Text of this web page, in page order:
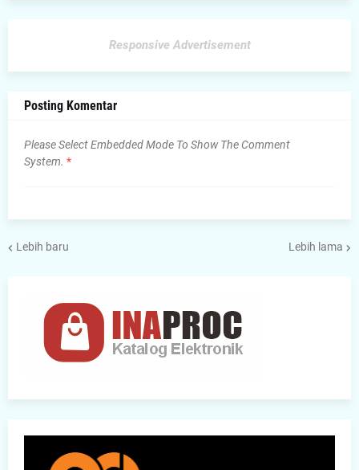
Responsive Advertisement
Posting Komentar
Please Select Embedded Mode To Show The Comment
System. *
Lebih baru Lebih lama